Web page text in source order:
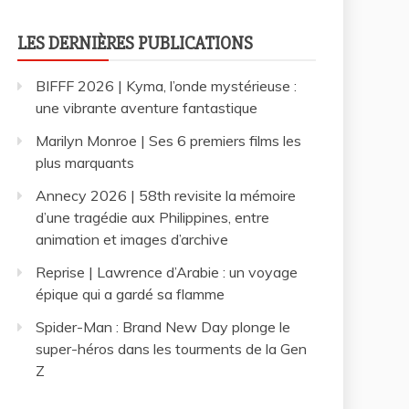
LES DERNIÈRES PUBLICATIONS
BIFFF 2026 | Kyma, l’onde mystérieuse :
une vibrante aventure fantastique
Marilyn Monroe | Ses 6 premiers films les
plus marquants
Annecy 2026 | 58th revisite la mémoire
d’une tragédie aux Philippines, entre
animation et images d’archive
Reprise | Lawrence d’Arabie : un voyage
épique qui a gardé sa flamme
Spider-Man : Brand New Day plonge le
super-héros dans les tourments de la Gen
Z